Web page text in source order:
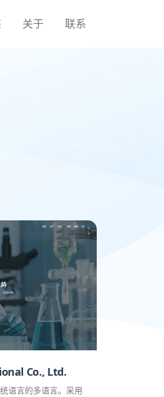
关于 联系
Co., Ltd.
语言的多语言。采用